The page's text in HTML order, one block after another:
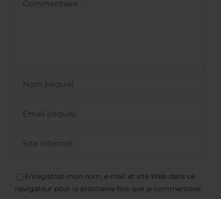
Enregistrez mon nom, e-mail et site Web dans ce
navigateur pour la prochaine fois que je commenterai.